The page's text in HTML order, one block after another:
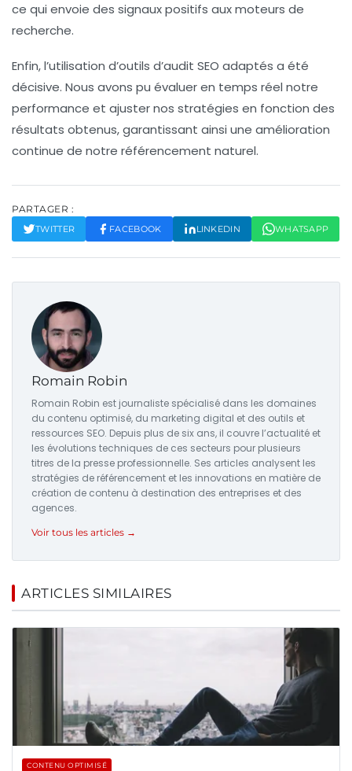
ce qui envoie des signaux positifs aux moteurs de
recherche.
Enfin, l’utilisation d’outils d’audit SEO adaptés a été
décisive. Nous avons pu évaluer en temps réel notre
performance et ajuster nos stratégies en fonction des
résultats obtenus, garantissant ainsi une amélioration
continue de notre référencement naturel.
PARTAGER :
TWITTER FACEBOOK LINKEDIN WHATSAPP
Romain Robin
Romain Robin est journaliste spécialisé dans les domaines
du contenu optimisé, du marketing digital et des outils et
ressources SEO. Depuis plus de six ans, il couvre l’actualité et
les évolutions techniques de ces secteurs pour plusieurs
titres de la presse professionnelle. Ses articles analysent les
stratégies de référencement et les innovations en matière de
création de contenu à destination des entreprises et des
agences.
Voir tous les articles →
ARTICLES SIMILAIRES
CONTENU OPTIMISÉ